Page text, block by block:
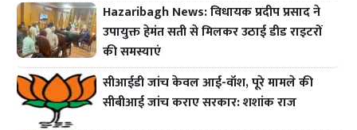
Hazaribagh News: विधायक प्रदीप प्रसाद ने
उपायुक्त हेमंत सती से मिलकर उठाई डीड राइटरों
की समस्याएं
सीआईडी जांच केवल आई-वॉश, पूरे मामले की
सीबीआई जांच कराए सरकार: शशांक राज